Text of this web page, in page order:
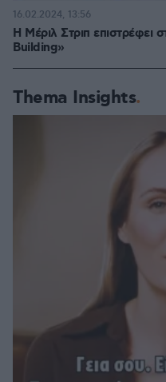
Η Μέριλ Στριπ
Building»
16.02.2024, 13:56
Thema Insights